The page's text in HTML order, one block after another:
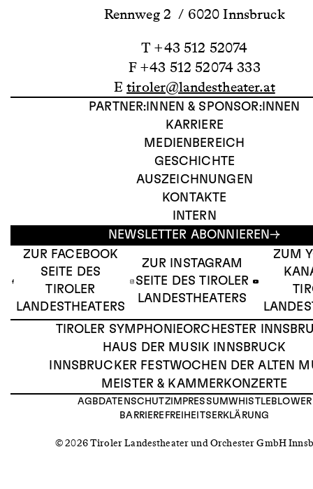
Rennweg 2 / 6020 Innsbruck
T +43 512 52074
F +43 512 52074 333
Etiroler@landestheater.at
PARTNER:INNEN & SPONSOR:INNEN
KARRIERE
MEDIENBEREICH
GESCHICHTE
AUSZEICHNUNGEN
KONTAKTE
INTERN
NEWSLETTER ABONNIEREN
ZUR FACEBOOK
SEITE DES
TIROLER
LANDESTHEATERS
ZUR INSTAGRAM
SEITE DES TIROLER
LANDESTHEATERS
ZUM
TIROLER SYMPHONIEORCHESTER
HAUS DER MUSIK INNSBRUCK
INNSBRUCKER FESTWOCHEN DER ALTEN
MEISTER & KAMMERKONZERTE
AGB DATENSCHUTZIMPRESSUMWHISTLEBLOWER
BARRIEREFREIHEITSERKLÄRUNG
© 2026 Tiroler Landestheater und Orchester GmbH